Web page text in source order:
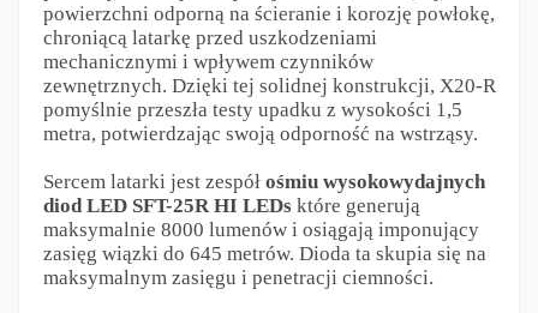
powierzchni odporną na ścieranie i korozję powłokę,
chroniącą latarkę przed uszkodzeniami
mechanicznymi i wpływem czynników
zewnętrznych. Dzięki tej solidnej konstrukcji, X20-R
pomyślnie przeszła testy upadku z wysokości 1,5
metra, potwierdzając swoją odporność na wstrząsy.
Sercem latarki jest zespół ośmiu wysokowydajnych
diod LEDSFT-25R HI LEDs które generują
maksymalnie 8000 lumenów i osiągają imponujący
zasięg wiązki do 645 metrów. Dioda ta skupia się na
maksymalnym zasięgu i penetracji ciemności.